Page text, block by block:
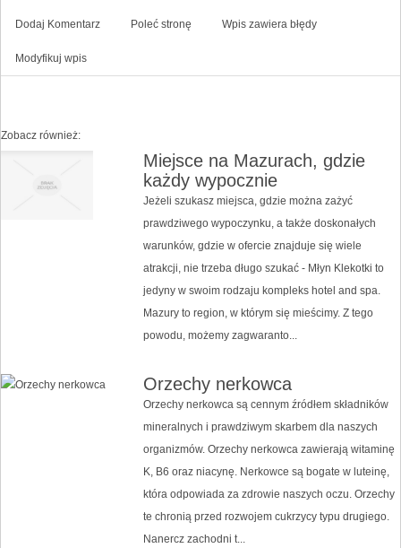
Dodaj Komentarz Poleć stronę Wpis zawiera błędy
Modyfikuj wpis
Zobacz również:
Miejsce na Mazurach, gdzie
każdy wypocznie
Jeżeli szukasz miejsca, gdzie można zażyć
prawdziwego wypoczynku, a także doskonałych
warunków, gdzie w ofercie znajduje się wiele
atrakcji, nie trzeba długo szukać - Młyn Klekotki to
jedyny w swoim rodzaju kompleks hotel and spa.
Mazury to region, w którym się mieścimy. Z tego
powodu, możemy zagwaranto...
Orzechy nerkowca
Orzechy nerkowca są cennym źródłem składników
mineralnych i prawdziwym skarbem dla naszych
organizmów. Orzechy nerkowca zawierają witaminę
K, B6 oraz niacynę. Nerkowce są bogate w luteinę,
która odpowiada za zdrowie naszych oczu. Orzechy
te chronią przed rozwojem cukrzycy typu drugiego.
Nanercz zachodni t...